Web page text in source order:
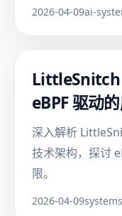
2026-04-09ai-
LittleSnitch
eBPF 驱动
深入解析
技术架构，探讨
限。
2026-04-09systems